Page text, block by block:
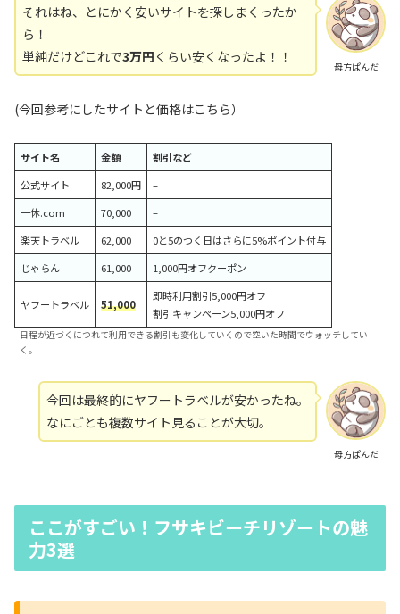
母方ぱんだ
それはね、とにかく安いサイトを探しまくったか
ら！
単純だけどこれで3万円 くらい安くなったよ！！
(今回参考にしたサイトと価格はこちら）
サイト名 金額
割引など
公式サイト
82,000円
–
一休.com
70,000
–
楽天トラベル
62,000
0と5のつく日はさらに5%ポイント付与
じゃらん
61,000 1,000円オフクーポン
ヤフートラベル 51,000
即時利用割引5,000円オフ
割引キャンペーン5,000円オフ
日程が近づくにつれて利用できる割引も変化していくので空いた時間でウォッチしてい
く。
母方ぱんだ
今回は最終的にヤフートラベルが安かったね。
なにごとも複数サイト見ることが大切。
ここがすごい！フサキビーチリゾートの魅
力3選